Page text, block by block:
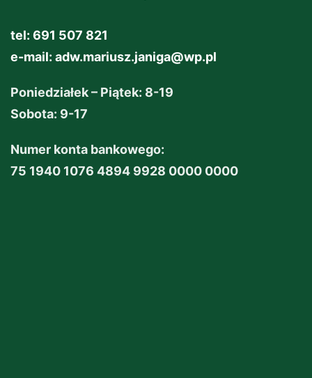
tel: 691 507 821
e-mail: adw.mariusz.janiga@wp.pl
Poniedziałek – Piątek: 8-19
Sobota: 9-17
Numer konta bankowego:
75 1940 1076 4894 9928 0000 0000